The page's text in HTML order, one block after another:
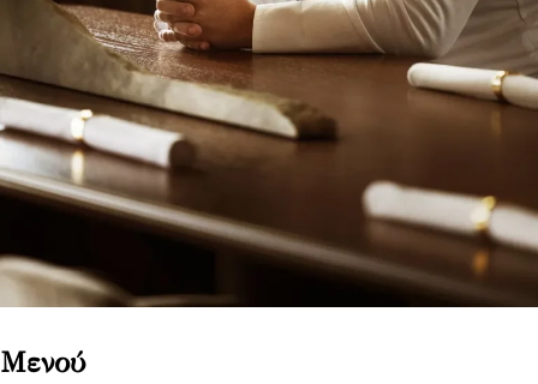
Μενού